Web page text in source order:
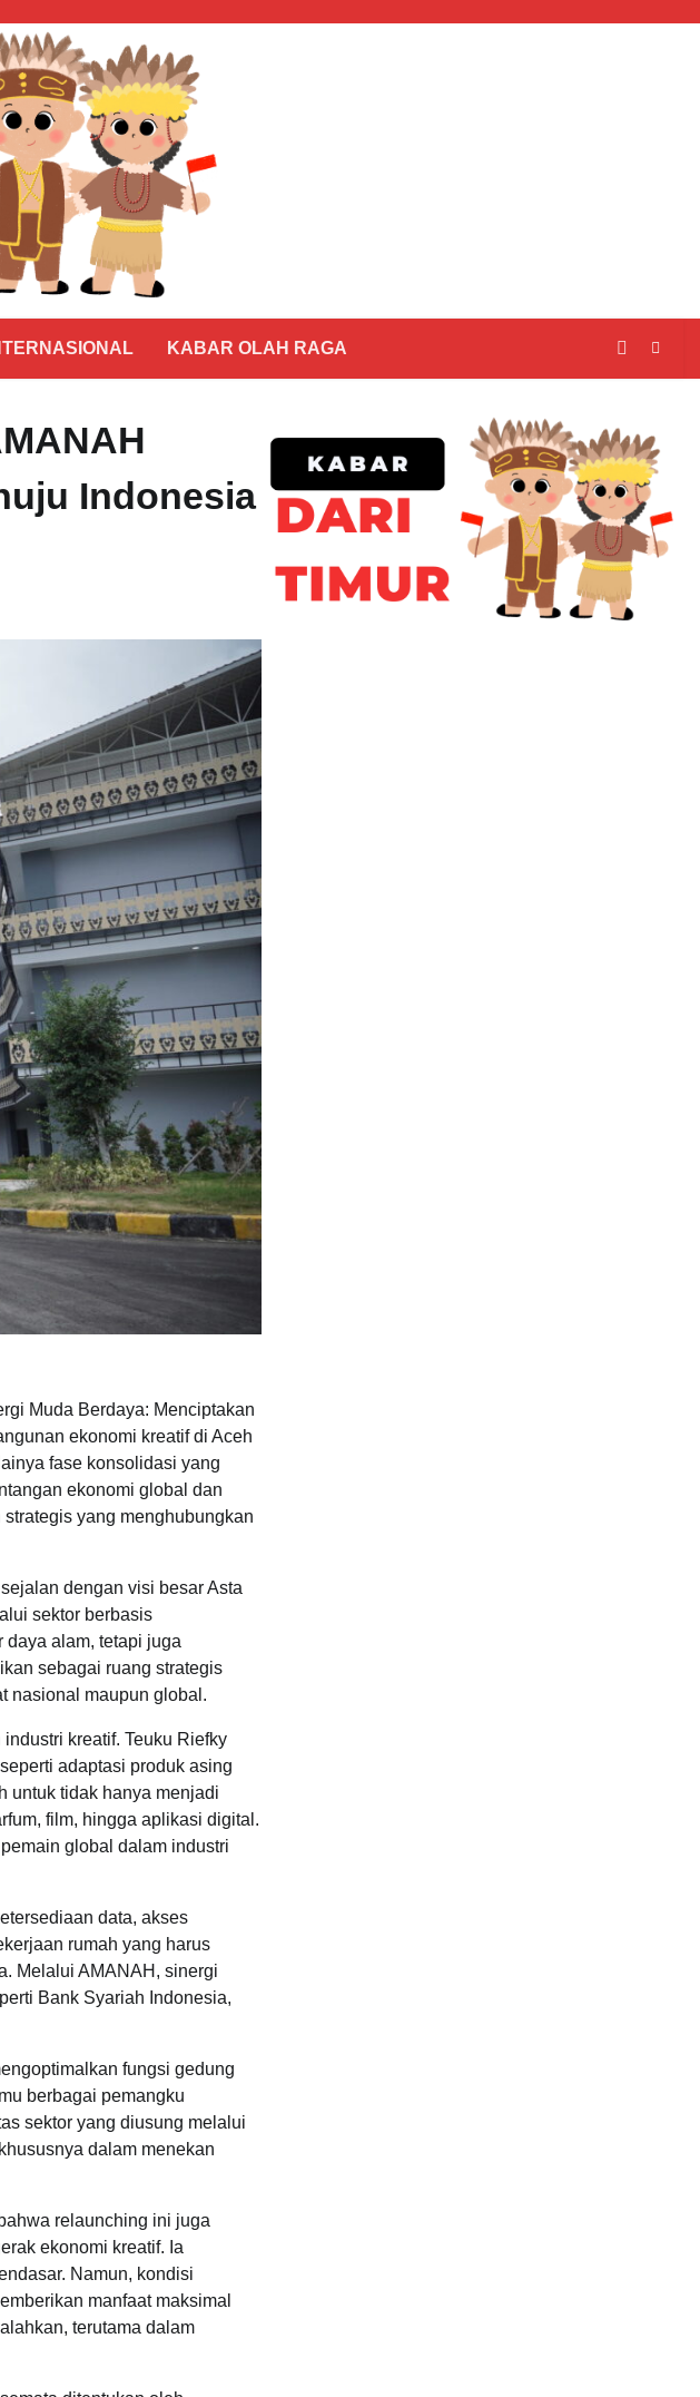
KABAR OLAH RAGA
Indonesia
Muda Berdaya: Menciptakan
ekonomi kreatif di Aceh
fase konsolidasi yang
ekonomi global dan
yang menghubungkan
dengan visi besar Asta
sektor berbasis
alam, tetapi juga
sebagai ruang strategis
nasional maupun global.
kreatif. Teuku Riefky
adaptasi produk asing
untuk tidak hanya menjadi
film, hingga aplikasi digital.
global dalam industri
data, akses
rumah yang harus
Melalui AMANAH, sinergi
Bank Syariah Indonesia,
fungsi gedung
berbagai pemangku
sektor yang diusung melalui
dalam menekan
relaunching ini juga
ekonomi kreatif. Ia
Namun, kondisi
manfaat maksimal
terutama dalam